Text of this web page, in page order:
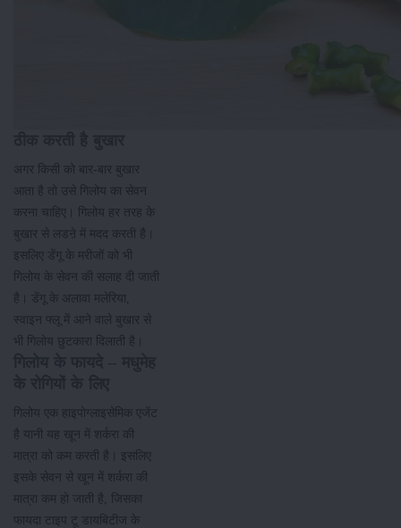
अगर किसी को बार-बार बुखार
आता है तो उसे गिलोय का सेवन
करना चाहिए। गिलोय हर तरह के
बुखार से लडऩे में मदद करती है।
इसलिए डेंगू के मरीजों को भी
गिलोय के सेवन की सलाह दी जाती
है। डेंगू के अलावा मलेरिया,
स्वाइन फ्लू में आने वाले बुखार से
भी गिलोय छुटकारा दिलाती है।
गिलोय एक हाइपोग्लाइसेमिक एजेंट
है यानी यह खून में शर्करा की
मात्रा को कम करती है। इसलिए
इसके सेवन से खून में शर्करा की
मात्रा कम हो जाती है, जिसका
फायदा टाइप टू डायबिटीज के